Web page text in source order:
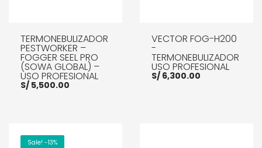
TERMONEBULIZADOR
PESTWORKER –
FOGGER SEEL PRO
(SOWA GLOBAL) –
USO PROFESIONAL
S/ 5,500.00
AÑADIR AL CARRITO
VECTOR FOG-H200
-
TERMONEBULIZADOR
USO PROFESIONAL
S/ 6,300.00
Sale! -13%